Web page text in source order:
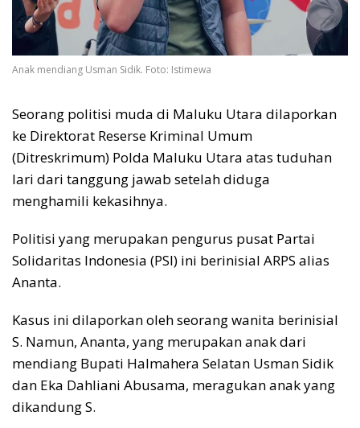
Anak mendiang Usman Sidik. Foto: Istimewa
Seorang politisi muda di Maluku Utara dilaporkan
ke Direktorat Reserse Kriminal Umum
(Ditreskrimum) Polda Maluku Utara atas tuduhan
lari dari tanggung jawab setelah diduga
menghamili kekasihnya.
Politisi yang merupakan pengurus pusat Partai
Solidaritas Indonesia (PSI) ini berinisial ARPS alias
Ananta.
Kasus ini dilaporkan oleh seorang wanita berinisial
S. Namun, Ananta, yang merupakan anak dari
mendiang Bupati Halmahera Selatan Usman Sidik
dan Eka Dahliani Abusama, meragukan anak yang
dikandung S.